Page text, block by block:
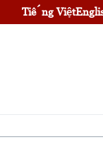
Tiếng Việt